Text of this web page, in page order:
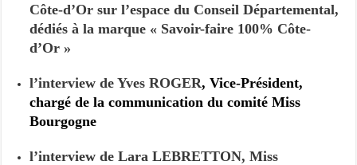
Côte-d’Or sur l’espace du Conseil Départemental,
dédiés à la marque « Savoir-faire 100% Côte-
d’Or »
l’interview de Yves ROGER, Vice-Président,
chargé de la communication du comité Miss
Bourgogne
l’interview de Lara LEBRETTON, Miss